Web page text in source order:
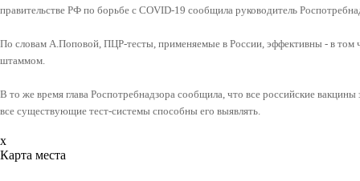
правительстве РФ по борьбе с COVID-19 сообщила руководитель
По словам А.Поповой, ПЦР-тесты, применяемые в России, эффективны - в том
штаммом.
В то же время глава Роспотребнадзора сообщила, что все российские
все существующие тест-системы способны его выявлять.
x
Карта места